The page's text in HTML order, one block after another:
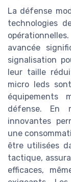
La défense
technologies
avancée
signalisation
leur taille
micro leds
équipements
défense. En
innovantes
une
être utilisées
tactique,
efficaces,